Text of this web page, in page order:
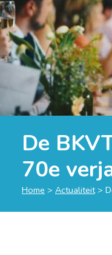
De
70e
Home > Actualiteit>